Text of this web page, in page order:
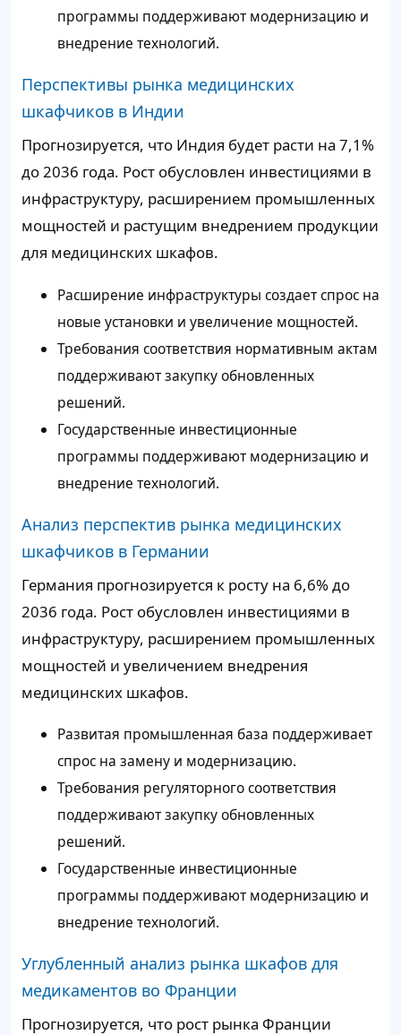
программы поддерживают модернизацию и
внедрение технологий.
Перспективы рынка медицинских
шкафчиков в Индии
Прогнозируется, что Индия будет расти на 7,1%
до 2036 года. Рост обусловлен инвестициями в
инфраструктуру, расширением промышленных
мощностей и растущим внедрением продукции
для медицинских шкафов.
Расширение инфраструктуры создает спрос на
новые установки и увеличение мощностей.
Требования соответствия нормативным актам
поддерживают закупку обновленных
решений.
Государственные инвестиционные
программы поддерживают модернизацию и
внедрение технологий.
Анализ перспектив рынка медицинских
шкафчиков в Германии
Германия прогнозируется к росту на 6,6% до
2036 года. Рост обусловлен инвестициями в
инфраструктуру, расширением промышленных
мощностей и увеличением внедрения
медицинских шкафов.
Развитая промышленная база поддерживает
спрос на замену и модернизацию.
Требования регуляторного соответствия
поддерживают закупку обновленных
решений.
Государственные инвестиционные
программы поддерживают модернизацию и
внедрение технологий.
Углубленный анализ рынка шкафов для
медикаментов во Франции
Прогнозируется, что рост рынка Франции